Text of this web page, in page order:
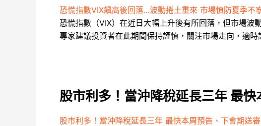
恐慌指數VIX飆高後回落…波動捲土重來 市場慎防夏季不
恐慌指數（VIX）在近日大幅上升後有所回落，但市場波
專家建議投資者在此期間保持謹慎，關注市場走向，適時
股市利多！當沖降稅延長三年 最
股市利多！當沖降稅延長三年 最快本周預告、下會期送審